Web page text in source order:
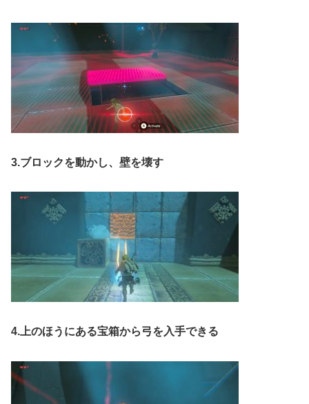
3.ブロックを動かし、壁を壊す
4.上のほうにある宝箱から弓を入手できる